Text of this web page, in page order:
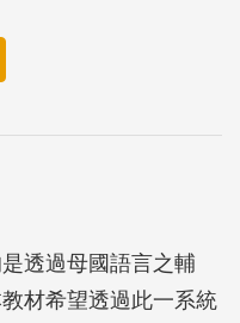
透過母國語言之輔
材希望透過此一系統